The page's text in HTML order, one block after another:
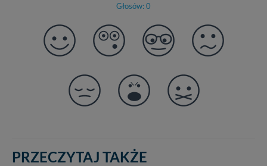
Głosów: 0
PRZECZYTAJ TAKŻE